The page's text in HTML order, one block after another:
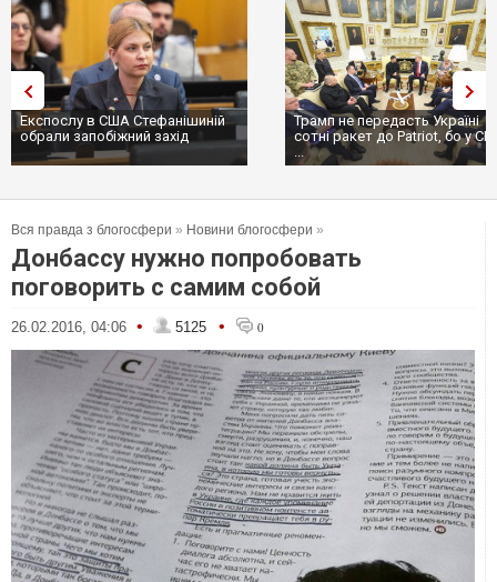
Експослу в США Стефанішиній
обрали запобіжний захід
Трамп не передасть Україні
сотні ракет до Patriot, бо у
...
Вся правда з блогосфери » Новини блогосфери »
Донбассу нужно попробовать
поговорить с самим собой
26.02.2016, 04:06 • 5125 • 0